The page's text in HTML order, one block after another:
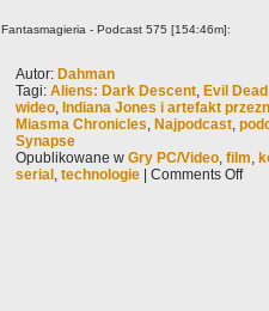
Fantasmagieria - Podcast 575 [154:46m]:
Autor: Dahman
Tagi: Aliens: Dark Descent, Evil
wideo, Indiana Jones i artefakt
Miasma Chronicles, Najpodcast,
Synapse
Opublikowane w Gry PC/Video, film,
serial , technologie Comments Off